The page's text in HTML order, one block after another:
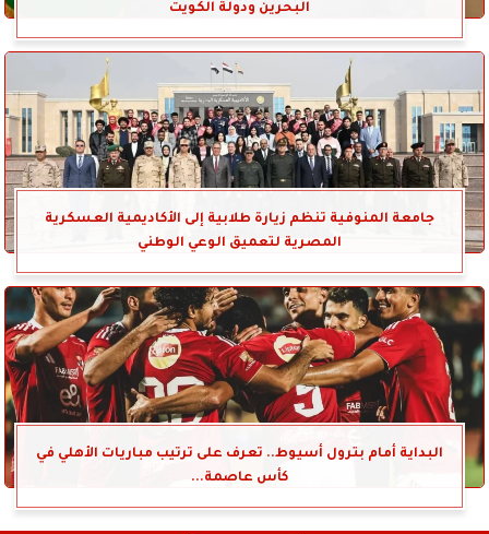
البحرين ودولة الكويت
جامعة المنوفية تنظم زيارة طلابية إلى الأكاديمية العسكرية
المصرية لتعميق الوعي الوطني
البداية أمام بترول أسيوط.. تعرف على ترتيب مباريات الأهلي في
كأس عاصمة...